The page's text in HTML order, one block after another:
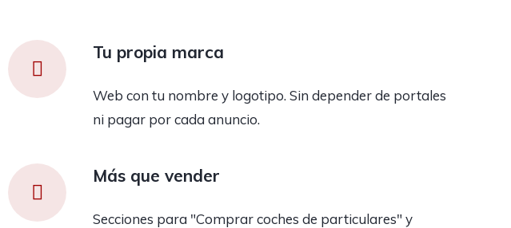
Tu propia marca
Web con tu nombre y logotipo. Sin depender de portales
ni pagar por cada anuncio.
Más que vender
Secciones para "Comprar coches de particulares" y